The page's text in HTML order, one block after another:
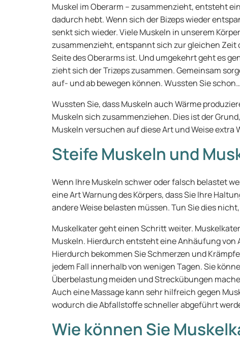
Muskel im Oberarm – zusammenzieht, entsteht
dadurch hebt. Wenn sich der Bizeps wieder
senkt sich wieder. Viele Muskeln in unserem
zusammenzieht, entspannt sich zur gleichen Zeit
Seite des Oberarms ist. Und umgekehrt geht es
zieht sich der Trizeps zusammen. Gemeinsam
auf- und ab bewegen können. Wussten Sie
Wussten Sie, dass Muskeln auch Wärme
Muskeln sich zusammenziehen. Dies ist der
Muskeln versuchen auf diese Art und Weise extra
Steife Muskeln und
Wenn Ihre Muskeln schwer oder falsch belastet
eine Art Warnung des Körpers, dass Sie Ihre
andere Weise belasten müssen. Tun Sie dies
Muskelkater geht einen Schritt weiter.
Muskeln. Hierdurch entsteht eine Anhäufung
Hierdurch bekommen Sie Schmerzen und
jedem Fall innerhalb von wenigen Tagen. Sie
Überbelastung meiden und Streckübungen
Auch eine Massage kann sehr hilfreich gegen
wodurch die Abfallstoffe schneller abgeführt
Wie können Sie